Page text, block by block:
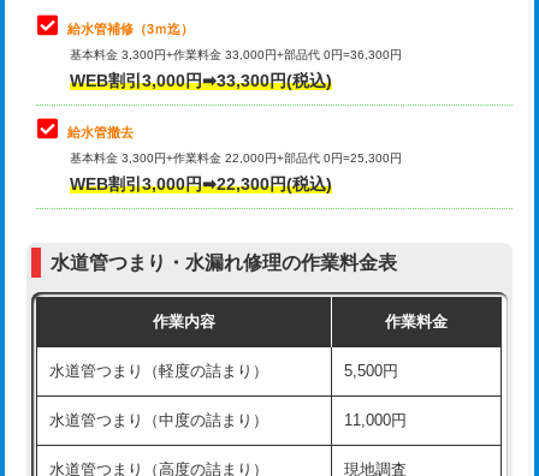
マス交換（土の掘削・埋め戻し作業）
マス交換（深さ50㎝未満）
マス交換（深さ50㎝以上）
コンクリート斫り（厚さ10㎝まで）
モルタル補修（厚さ10㎝超え） 38,500円
洗面台設置 38,500円
化粧台設置 22,000円
理・調整・分解・加工など（中作業）
止水・漏水調査・防水処理・清掃・修
理・調整・分解・加工など（重作業）
33,000円
その他部品の脱着
交換・取付（タンク）
式）)
式・ワンホール）)
交換・取付(排水栓・排水トラップ
22,000円+材料費
給水管補修（3ｍ迄）
基本料金 3,300円+作業料金 33,000円+部品代 0円=36,300円
WEB割引3,000円➡33,300円(税込)
給水管撤去
基本料金 3,300円+作業料金 22,000円+部品代 0円=25,300円
WEB割引3,000円➡22,300円(税込)
水道管つまり・水漏れ修理の作業料金表
作業内容 作業料金
水道管つまり（軽度の詰まり） 5,500円
水道管つまり（中度の詰まり） 11,000円
水道管つまり（高度の詰まり） 現地調査